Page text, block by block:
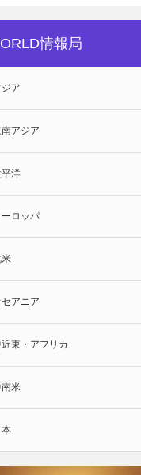
情報局
ア
アジア
洋
ロッパ
米
アニア
東・アフリカ
米
本